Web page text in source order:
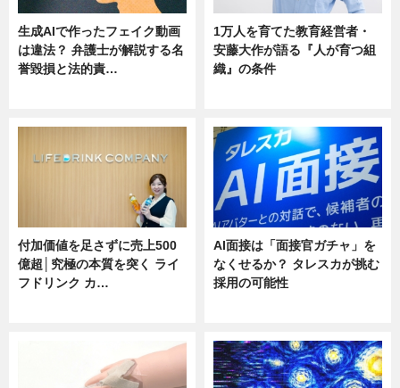
生成AIで作ったフェイク動画
は違法？ 弁護士が解説する名
誉毀損と法的責…
1万人を育てた教育経営者・
安藤大作が語る『人が育つ組
織』の条件
付加価値を足さずに売上500
億超│究極の本質を突く ライ
フドリンク カ…
AI面接は「面接官ガチャ」を
なくせるか？ タレスカが挑む
採用の可能性